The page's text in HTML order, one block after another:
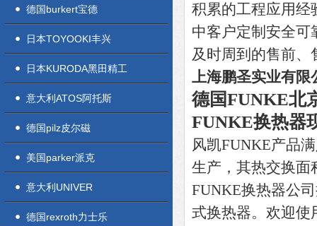
德国burkert宝德
日本TOYOOKI丰兴
日本KURODA黑田精工
意大利ATOS阿托斯
德国pilz皮尔磁
美国parker派克
意大利UNIVER
德国rexroth力士乐
积累的工程应用经
中客户定制安全
及时周到的售前、
上海鹏圣实业有限
德国FUNKE北
FUNKE换热器
风凯FUNKE产品
生产，其热交换面
FUNKE换热器公
式换热器。欢迎使